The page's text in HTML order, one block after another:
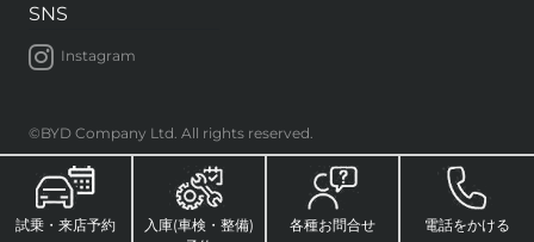
試乗・来店予約
入庫(車検・整備)
各種お問合せ 電話をかける
SNS
Instagram
©BYD Company Ltd. All rights reserved.